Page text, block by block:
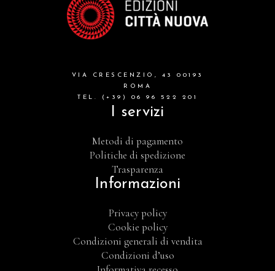
VIA CRESCENZIO, 43 00193
ROMA
TEL. (+39) 06 96 522 201
I servizi
Metodi di pagamento
Politiche di spedizione
Trasparenza
Informazioni
Privacy policy
Cookie policy
Condizioni generali di vendita
Condizioni d’uso